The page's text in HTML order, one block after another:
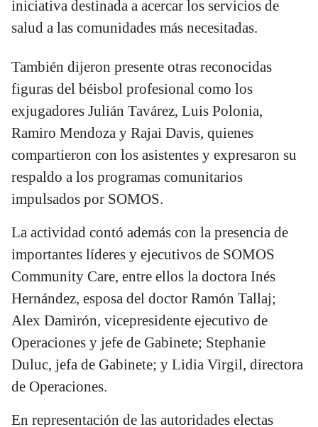
iniciativa destinada a acercar los servicios de
salud a las comunidades más necesitadas.
También dijeron presente otras reconocidas
figuras del béisbol profesional como los
exjugadores Julián Tavárez, Luis Polonia,
Ramiro Mendoza y Rajai Davis, quienes
compartieron con los asistentes y expresaron su
respaldo a los programas comunitarios
impulsados por SOMOS.
La actividad contó además con la presencia de
importantes líderes y ejecutivos de SOMOS
Community Care, entre ellos la doctora Inés
Hernández, esposa del doctor Ramón Tallaj;
Alex Damirón, vicepresidente ejecutivo de
Operaciones y jefe de Gabinete; Stephanie
Duluc, jefa de Gabinete; y Lidia Virgil, directora
de Operaciones.
En representación de las autoridades electas